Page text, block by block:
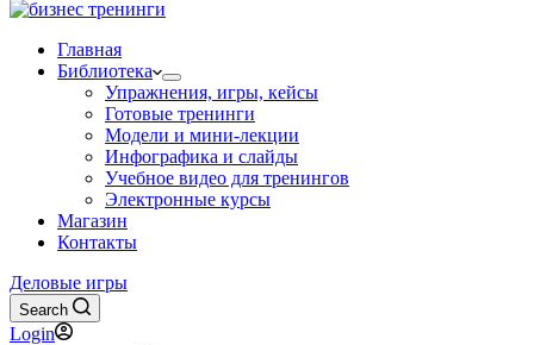
Главная
Библиотека
Упражнения, игры, кейсы
Готовые тренинги
Модели и мини-лекции
Инфографика и слайды
Учебное видео для тренингов
Электронные курсы
Магазин
Контакты
Деловые игры
Search
Login